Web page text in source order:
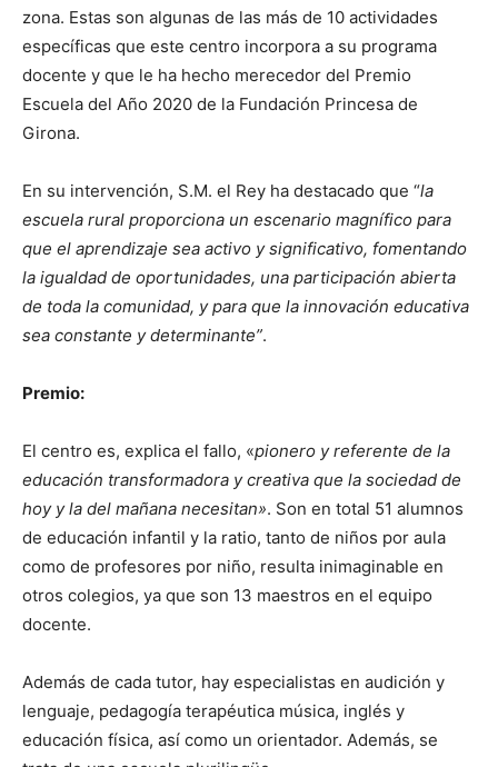
zona. Estas son algunas de las más de 10 actividades
específicas que este centro incorpora a su programa
docente y que le ha hecho merecedor del Premio
Escuela del Año 2020 de la Fundación Princesa de
Girona.
En su intervención, S.M. el Rey ha destacado que “la
escuela rural proporciona un escenario magnífico para
que el aprendizaje sea activo y significativo, fomentando
la igualdad de oportunidades, una participación abierta
de toda la comunidad, y para que la innovación educativa
sea constante y determinante”.
Premio:
El centro es, explica el fallo, «pionero y referente de la
educación transformadora y creativa que la sociedad de
hoy y la del mañana necesitan». Son en total 51 alumnos
de educación infantil y la ratio, tanto de niños por aula
como de profesores por niño, resulta inimaginable en
otros colegios, ya que son 13 maestros en el equipo
docente.
Además de cada tutor, hay especialistas en audición y
lenguaje, pedagogía terapéutica música, inglés y
educación física, así como un orientador. Además, se